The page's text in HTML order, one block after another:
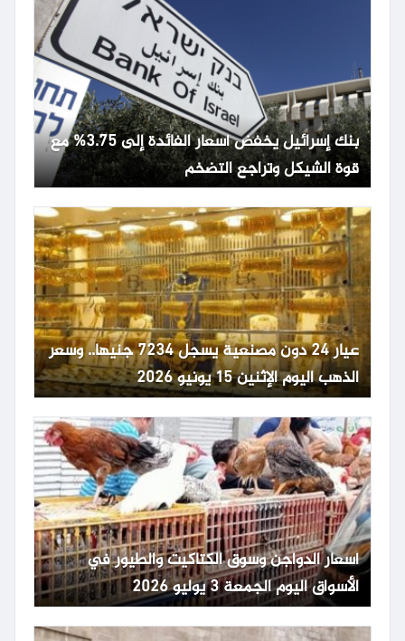
بنك إسرائيل يخفض أسعار الفائدة إلى 3.75% مع
قوة الشيكل وتراجع التضخم
عيار 24 دون مصنعية يسجل 7234 جنيها.. وسعر
الذهب اليوم الإثنين 15 يونيو 2026
أسعار الدواجن وسوق الكتاكيت والطيور في
الأسواق اليوم الجمعة 3 يوليو 2026